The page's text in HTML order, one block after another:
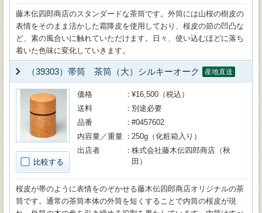
藤木伝四郎商店のスタンダードな茶筒です。外筒には山桜の樹皮の
表情をそのまま活かした霜降皮を使用しており、桜皮の節の凹凸な
ど、素の風合いに触れていただけます。日々、使い込むほどに落ち
着いた色味に変化していきます。
（39303）帯筒 茶筒（大）シルキーオーク 産地直送
比較する
価格
¥16,500（税込）
送料
別途必要
品番
#0457602
内容量／重量
250g（化粧箱入り）
出店者
株式会社藤木伝四郎商店（秋
田）
桜皮が帯のように表情をのぞかせる藤木伝四郎商店オリジナルの茶
筒です。通常の茶筒本体の外筒を短くすることで内筒の桜皮が現